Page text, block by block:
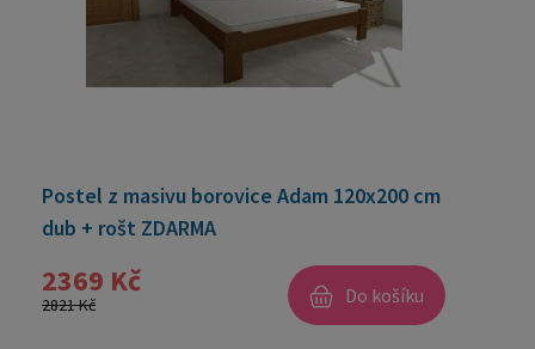
Postel z masivu borovice Adam 120x200 cm
dub + rošt ZDARMA
2369 Kč
2821 Kč Do košíku